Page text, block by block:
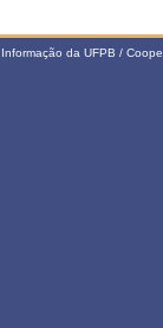
da UFPB /